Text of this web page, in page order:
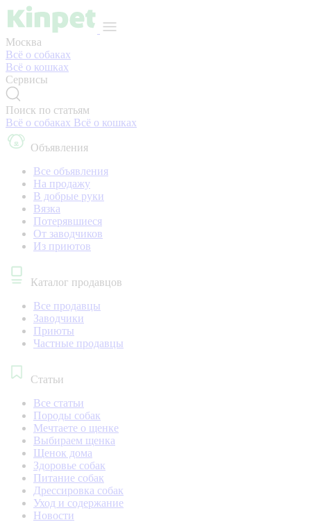
Москва
Всё о собаках
Всё о кошках
Сервисы
Поиск по статьям
Всё о собаках Всё о кошках
Объявления
Все объявления
На продажу
В добрые руки
Вязка
Потерявшиеся
От заводчиков
Из приютов
Каталог продавцов
Все продавцы
Заводчики
Приюты
Частные продавцы
Статьи
Все статьи
Породы собак
Мечтаете о щенке
Выбираем щенка
Щенок дома
Здоровье собак
Питание собак
Дрессировка собак
Уход и содержание
Новости